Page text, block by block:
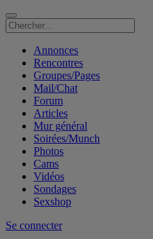
Annonces
Rencontres
Groupes/Pages
Mail/Chat
Forum
Articles
Mur général
Soirées/Munch
Photos
Cams
Vidéos
Sondages
Sexshop
Se connecter